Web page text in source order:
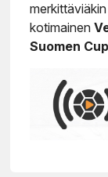
kotimainen
Suomen